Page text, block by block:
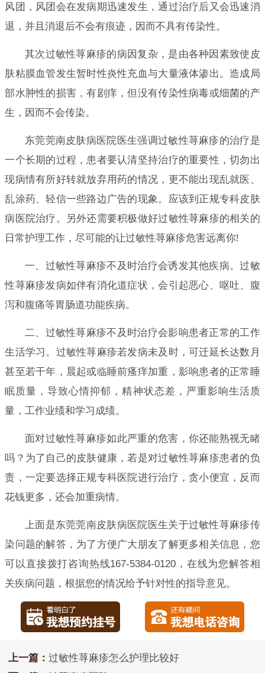
风团，风团会在发病期迅速发生，通过治疗后又会迅速消
退，并且消退后不会有痕迹，因而不具有传染性。
其次过敏性荨麻疹的病因复杂，是由各种因素致使皮
肤粘膜血管发生暂时性炎性充血与大量液体渗出。造成局
部水肿性的损害，有剧痒，但没有传染性病毒或细菌的产
生，因而不会传染。
东莞莞南皮肤病医院医生强调过敏性荨麻疹的治疗是
一个长期的过程，患者要认清坚持治疗的重要性，切勿出
现病情有所好转就放弃用药的情况，更不能出现乱就医、
乱涂药、轻信一些路边广告的现象。应该到正规专科皮肤
病医院治疗。另外还需要积极做好过敏性荨麻疹的相关的
日常护理工作，尽可能的让过敏性荨麻疹危害远离你!
一、过敏性荨麻疹不及时治疗会诱发其他疾病。过敏
性荨麻疹发病如伴有消化道症状，会引起恶心、呕吐、腹
泻和腹痛等胃肠道功能疾病。
二、过敏性荨麻疹不及时治疗会影响患者正常的工作
生活学习。过敏性荨麻疹若发病未及时，可迁延长达数月
甚至若干年，晨起或临睡前瘙痒加重，影响患者的正常睡
眠质量，导致心情抑郁，精神状态差，严重影响生活质
量，工作业绩和学习成绩。
面对过敏性荨麻疹如此严重的危害，你还能熟视无睹
吗？为了自己的皮肤健康，若是对过敏性荨麻疹患者的负
责，一定要选择正规专科医院进行治疗，贪小便宜，反而
花钱更多，还会加重病情。
上面是东莞莞南皮肤病医院医生关于过敏性荨麻疹传
染问题的解答，为了方便广大朋友了解更多相关信息，您
可以直接拨打咨询热线167-5384-0120，在线为您解答相
关疾病问题，根据您的情况给予针对性的指导意见。
上一篇： 过敏性荨麻疹怎么护理比较好